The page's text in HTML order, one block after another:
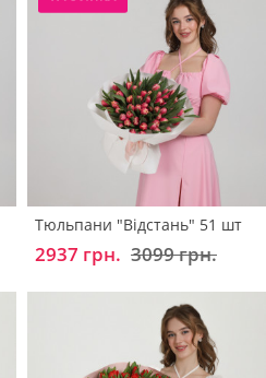
Тюльпани "Відстань" 51 шт
2937 грн. 3099 грн.